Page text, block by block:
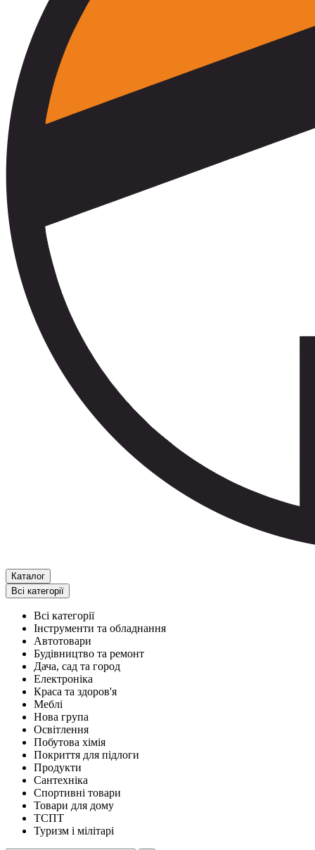
Каталог
Всі категорії
Всі категорії
Інструменти та обладнання
Автотовари
Будівництво та ремонт
Дача, сад та город
Електроніка
Краса та здоров'я
Меблі
Нова група
Освітлення
Побутова хімія
Покриття для підлоги
Продукти
Сантехніка
Спортивні товари
Товари для дому
ТСПТ
Туризм і мілітарі